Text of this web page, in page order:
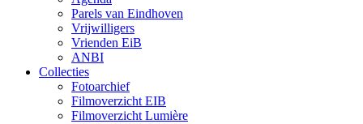
Parels van Eindhoven
Vrijwilligers
Vrienden EiB
ANBI
Collecties
Fotoarchief
Filmoverzicht EIB
Filmoverzicht Lumière